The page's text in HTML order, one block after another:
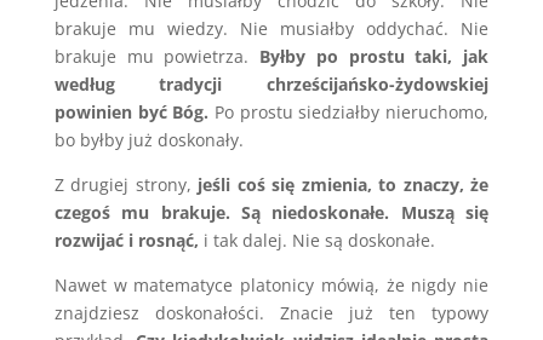
brakuje mu wiedzy. Nie musiałby oddychać. Nie
brakuje mu powietrza. Byłby po prostu taki, jak
według tradycji chrześcijańsko-żydowskiej
powinien być Bóg. Po prostu siedziałby nieruchomo,
bo byłby już doskonały.
Z drugiej strony, jeśli coś się zmienia, to znaczy, że
czegoś mu brakuje. Są niedoskonałe. Muszą się
rozwijać i rosnąć, i tak dalej. Nie są doskonałe.
Nawet w matematyce platonicy mówią, że nigdy nie
znajdziesz doskonałości. Znacie już ten typowy